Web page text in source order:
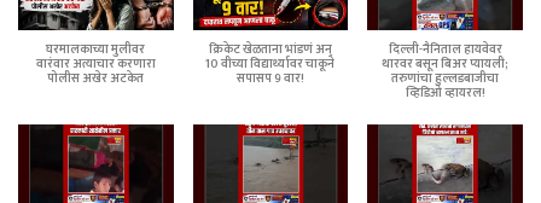
घरमालकाच्या मुलीवर
वारंवार अत्याचार करणारा
पोलीस अखेर अटकेत
क्रिकेट खेळताना भांडणं अन्
10 वीच्या विद्यार्थ्यावर चाकूने
सपासप 9 वार!
दिल्ली-नैनिताल हायवेवर
थारवर बसून बिअर प्यायली;
तरुणांचा हुल्लडबाजीचा
व्हिडिओ व्हायरल!